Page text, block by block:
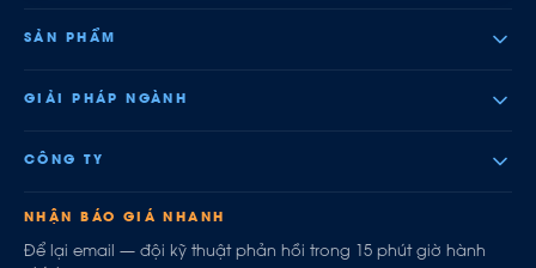
SẢN PHẨM
GIẢI PHÁP NGÀNH
CÔNG TY
NHẬN BÁO GIÁ NHANH
Để lại email — đội kỹ thuật phản hồi trong 15 phút giờ hành